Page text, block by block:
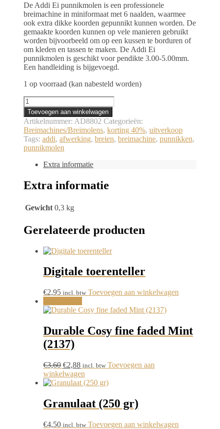
was:
€31,95.
is:
€19,17.
De Addi Ei punnikmolen is een professionele
breimachine in miniformaat met 6 naalden, waarmee
ook extra dikke koorden gepunnikt kunnen worden. De
gemaakte koorden kunnen op vele manieren gebruikt
worden bijvoorbeeld om op een kussen te borduren of
om kleden en tassen te maken. De Addi Ei
punnikmolen is geschikt voor pendikte 3.00-5.00mm.
Een handleiding is bijgevoegd.
1 op voorraad (kan nabesteld worden)
Addi
Ei
Punnikmolen
aantal
Toevoegen aan winkelwagen
Artikelnummer: AD8802 Categorieën:
Breimachines/Breimolens, korting 40%, uitverkoop
Tags: addi, afwerking, breien, breimachine, punnikken,
punnikmolen
Extra informatie
Extra informatie
Gewicht 0,3 kg
Gerelateerde producten
Digitale toerenteller
€2,95 incl. btw Toevoegen aan winkelwagen
Durable Cosy fine faded Mint
(2137)
€3,60 Oorspronkelijke
prijs
was:
€2,88Huidige
prijs
is:
incl. btw Toevoegen aan
winkelwagen
Granulaat (250 gr)
€4,50 incl. btw Toevoegen aan winkelwagen